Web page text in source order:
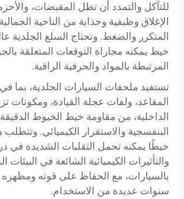
للتآكل والتمدد أن تظل المقبضات،
الإغلاق وظيفية وجذابة من الناحية
المتكرر والضغط. وتحتاج السلع الجلدية
خيط يمكنه مجاراة التوقعات المتعلقة
المرتبطة بالمواد والحرفية الراقية.
تستفيد ملحقات السيارات الجلدية، بما
المقاعد، ولفات عجلة القيادة، ومكونات
الداخلية، من مقاومة خيط الخيوط
البنفسجية والاستقرار الكيميائي.
خيطًا يمكنه تحمل التقلبات الشديدة في
والتأثيرات الكيميائية الشائعة في البيئات
بالسيارات، مع الحفاظ على قوته
سنوات عديدة من الاستخدام.